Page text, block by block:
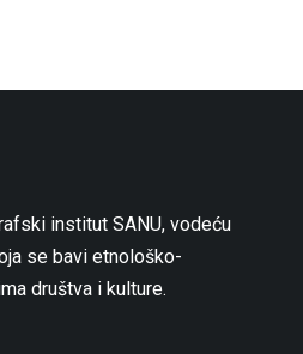
institut SANU, vodeću
se bavi etnološko-
društva i kulture.